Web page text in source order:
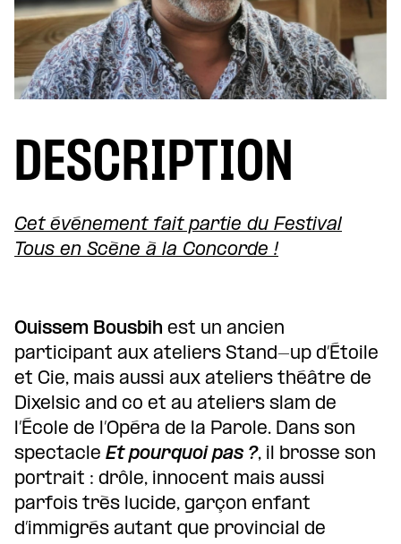
DESCRIPTION
Cet événement fait partie du Festival
Tous en Scène à la Concorde !
Ouissem Bousbih est un ancien
participant aux ateliers Stand-up d’Étoile
et Cie, mais aussi aux ateliers théâtre de
Dixelsic and co et au ateliers slam de
l’École de l’Opéra de la Parole. Dans son
spectacle Et pourquoi pas ?, il brosse son
portrait : drôle, innocent mais aussi
parfois très lucide, garçon enfant
d’immigrés autant que provincial de